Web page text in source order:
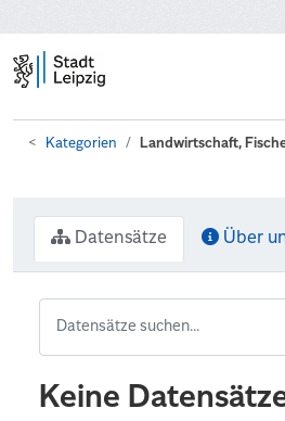
Kategorien Landwirtschaft,
Datensätze Über
Keine